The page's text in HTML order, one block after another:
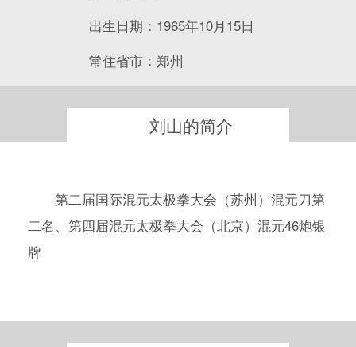
出生日期：1965年10月15日
常住省市：郑州
刘山的简介
第二届国际混元太极拳大会（苏州）混元刀第
二名、第四届混元太极拳大会（北京）混元46炮银
牌